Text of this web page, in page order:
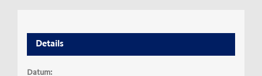
Details
Datum: